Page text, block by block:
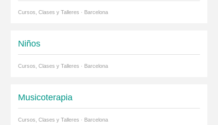
Cursos, Clases y Talleres · Barcelona
Niños
Cursos, Clases y Talleres · Barcelona
Musicoterapia
Cursos, Clases y Talleres · Barcelona